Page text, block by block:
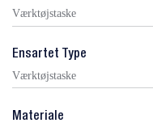
Værktøjstaske
Ensartet Type
Værktøjstaske
Materiale